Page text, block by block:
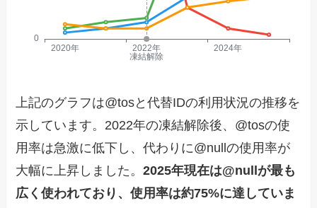
上記のグラフは@tosと代替IDの利用状況の推移を
示しています。2022年の凍結解除後、@tosの使
用率は急激に低下し、代わりに@nullの使用率が
大幅に上昇しました。2025年現在は@nullが最も
広く使われており、使用率は約75%に達していま